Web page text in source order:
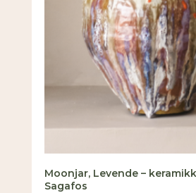
Moonjar, Levende –
Sagafos